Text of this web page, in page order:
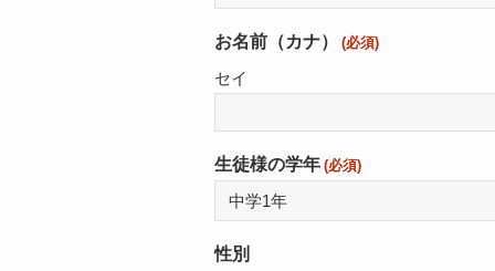
お名前（カナ） (必須)
セイ
生徒様の学年 (必須)
性別